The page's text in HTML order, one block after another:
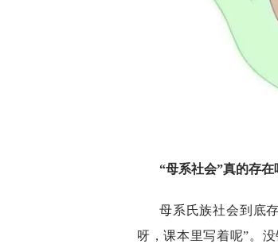
“母系社会”真的存在
母系氏族社会到底
呀，课本里写着呢”。